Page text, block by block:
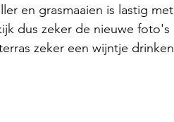
en grasmaaien is lastig met
dus zeker de nieuwe foto's
zeker een wijntje drinken